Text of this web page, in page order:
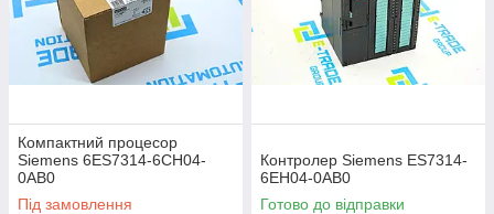
Компактний процесор
Siemens 6ES7314-6CH04-
0AB0
Під замовлення
Контролер Siemens ES7314-
6EH04-0AB0
Готово до відправки